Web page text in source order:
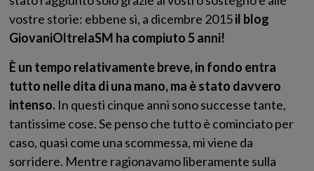
vostre storie: ebbene sì, a dicembre 2015il blog
GiovaniOltrelaSM ha compiuto 5 anni!
È un tempo relativamente breve, in fondo entra
tutto nelle dita di una mano, ma è stato davvero
intenso. In questi cinque anni sono successe tante,
tantissime cose. Se penso che tutto è cominciato per
caso, quasi come una scommessa, mi viene da
sorridere. Mentre ragionavamo liberamente sulla